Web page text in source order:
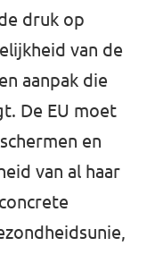
druk op
van de
aanpak die
De EU moet
en
van al haar